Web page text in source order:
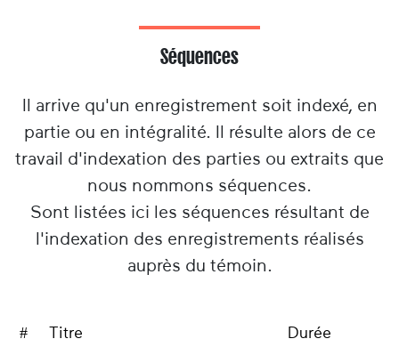
Séquences
Il arrive qu'un enregistrement soit indexé, en
partie ou en intégralité. Il résulte alors de ce
travail d'indexation des parties ou extraits que
nous nommons séquences.
Sont listées ici les séquences résultant de
l'indexation des enregistrements réalisés
auprès du témoin.
# Titre Durée